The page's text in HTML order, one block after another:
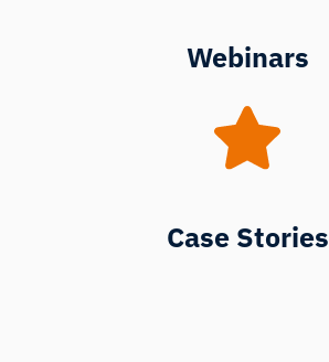
Webinars
Case Stories